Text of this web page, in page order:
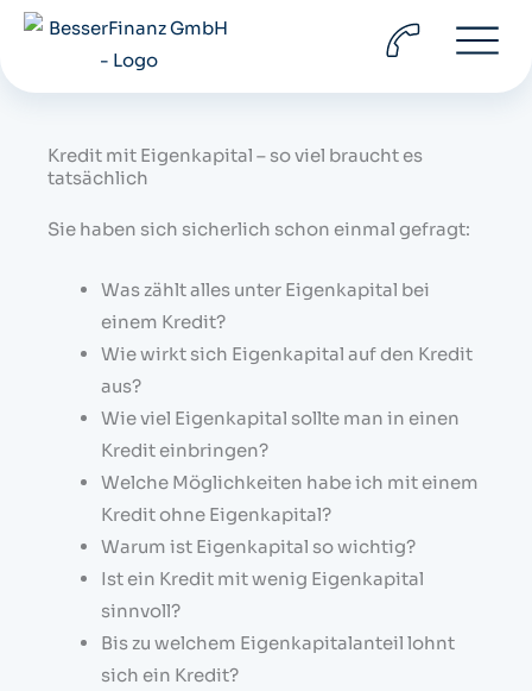
Zum
springen
Kredit mit Eigenkapital – so viel braucht es
tatsächlich
Sie haben sich sicherlich schon einmal gefragt:
Was zählt alles unter Eigenkapital bei
einem Kredit?
Wie wirkt sich Eigenkapital auf den Kredit
aus?
Wie viel Eigenkapital sollte man in einen
Kredit einbringen?
Welche Möglichkeiten habe ich mit einem
Kredit ohne Eigenkapital?
Warum ist Eigenkapital so wichtig?
Ist ein Kredit mit wenig Eigenkapital
sinnvoll?
Bis zu welchem Eigenkapitalanteil lohnt
sich ein Kredit?